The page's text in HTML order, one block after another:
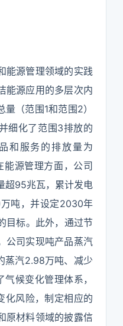
能源管理领域的实践
能源应用的多层次内
（范围1和范围2）
细化了范围3排放的
和服务的排放量为
能源管理方面，公司
超95兆瓦，累计发电
吨，并设定2030年
目标。此外，通过节
公司实现吨产品蒸汽
蒸汽2.98万吨、减少
候变化管理体系，
风险，制定相应的
原材料领域的披露信